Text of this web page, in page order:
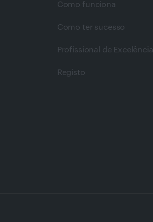
Como funciona
Como ter sucesso
Profissional de Excelência
Registo